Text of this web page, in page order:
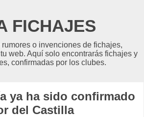
FICHAJES
o invenciones de fichajes,
web. Aquí solo encontrarás fichajes y
confirmadas por los clubes.
ya ha sido confirmado
del Castilla